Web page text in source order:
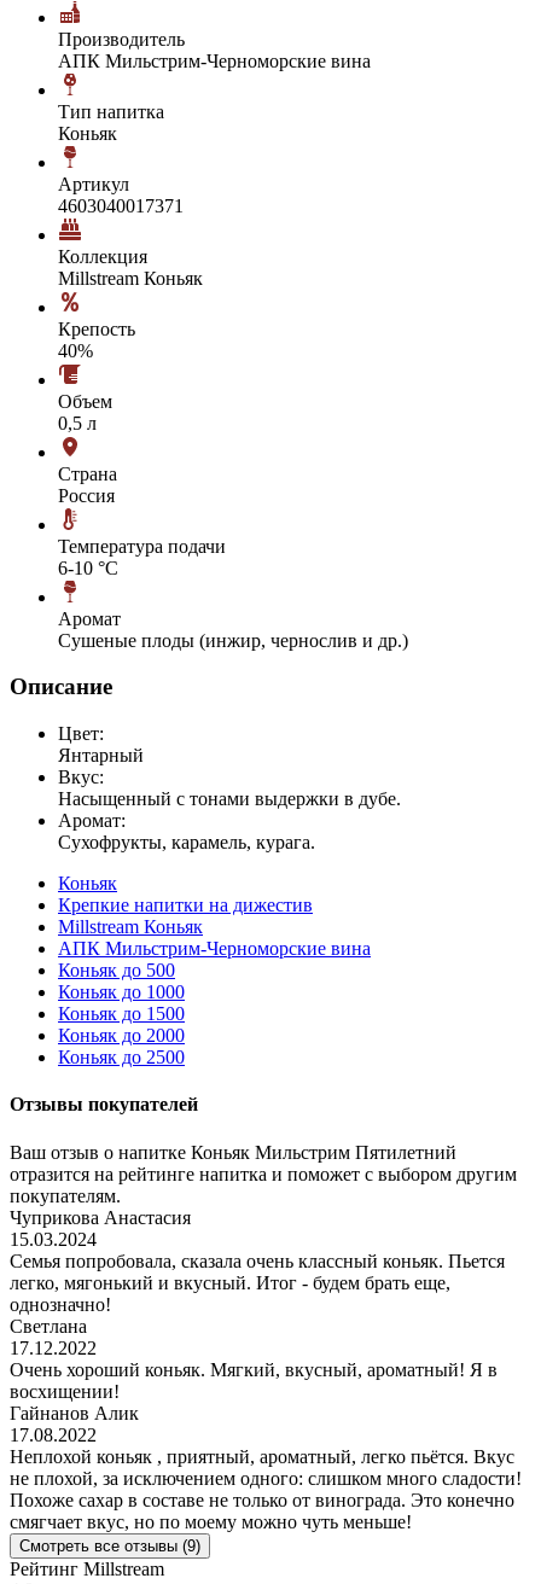
Производитель
АПК Мильстрим-Черноморские вина
Тип напитка
Коньяк
Артикул
4603040017371
Коллекция
Millstream Коньяк
Крепость
40%
Объем
0,5 л
Страна
Россия
Температура подачи
6-10 °С
Аромат
Сушеные плоды (инжир, чернослив и др.)
Описание
Цвет:
Янтарный
Вкус:
Насыщенный с тонами выдержки в дубе.
Аромат:
Сухофрукты, карамель, курага.
Коньяк
Крепкие напитки на дижестив
Millstream Коньяк
АПК Мильстрим-Черноморские вина
Коньяк до 500
Коньяк до 1000
Коньяк до 1500
Коньяк до 2000
Коньяк до 2500
Отзывы покупателей
Ваш отзыв о напитке Коньяк Мильстрим Пятилетний
отразится на рейтинге напитка и поможет с выбором другим
покупателям.
Чуприкова Анастасия
15.03.2024
Семья попробовала, сказала очень классный коньяк. Пьется
легко, мягонький и вкусный. Итог - будем брать еще,
однозначно!
Светлана
17.12.2022
Очень хороший коньяк. Мягкий, вкусный, ароматный! Я в
восхищении!
Гайнанов Алик
17.08.2022
Неплохой коньяк , приятный, ароматный, легко пьётся. Вкус
не плохой, за исключением одного: слишком много сладости!
Похоже сахар в составе не только от винограда. Это конечно
смягчает вкус, но по моему можно чуть меньше!
Смотреть все отзывы (9)
Рейтинг Millstream